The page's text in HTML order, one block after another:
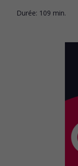
Durée: 109 min.